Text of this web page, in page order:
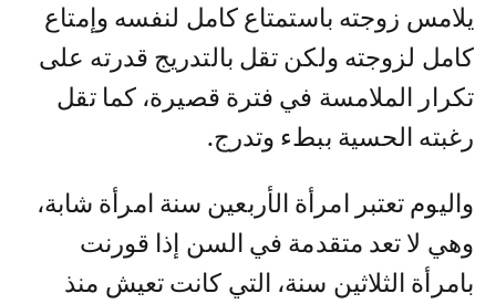
يلامس زوجته باستمتاع كامل لنفسه وإمتاع
كامل لزوجته ولكن تقل بالتدريج قدرته على
تكرار الملامسة في فترة قصيرة، كما تقل
رغبته الحسية ببطء وتدرج.
واليوم تعتبر امرأة الأربعين سنة امرأة شابة،
وهي لا تعد متقدمة في السن إذا قورنت
بامرأة الثلاثين سنة، التي كانت تعيش منذ